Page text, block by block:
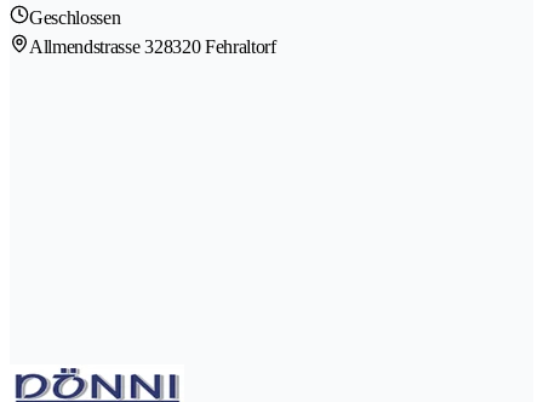
Geschlossen
Allmendstrasse 328320 Fehraltorf